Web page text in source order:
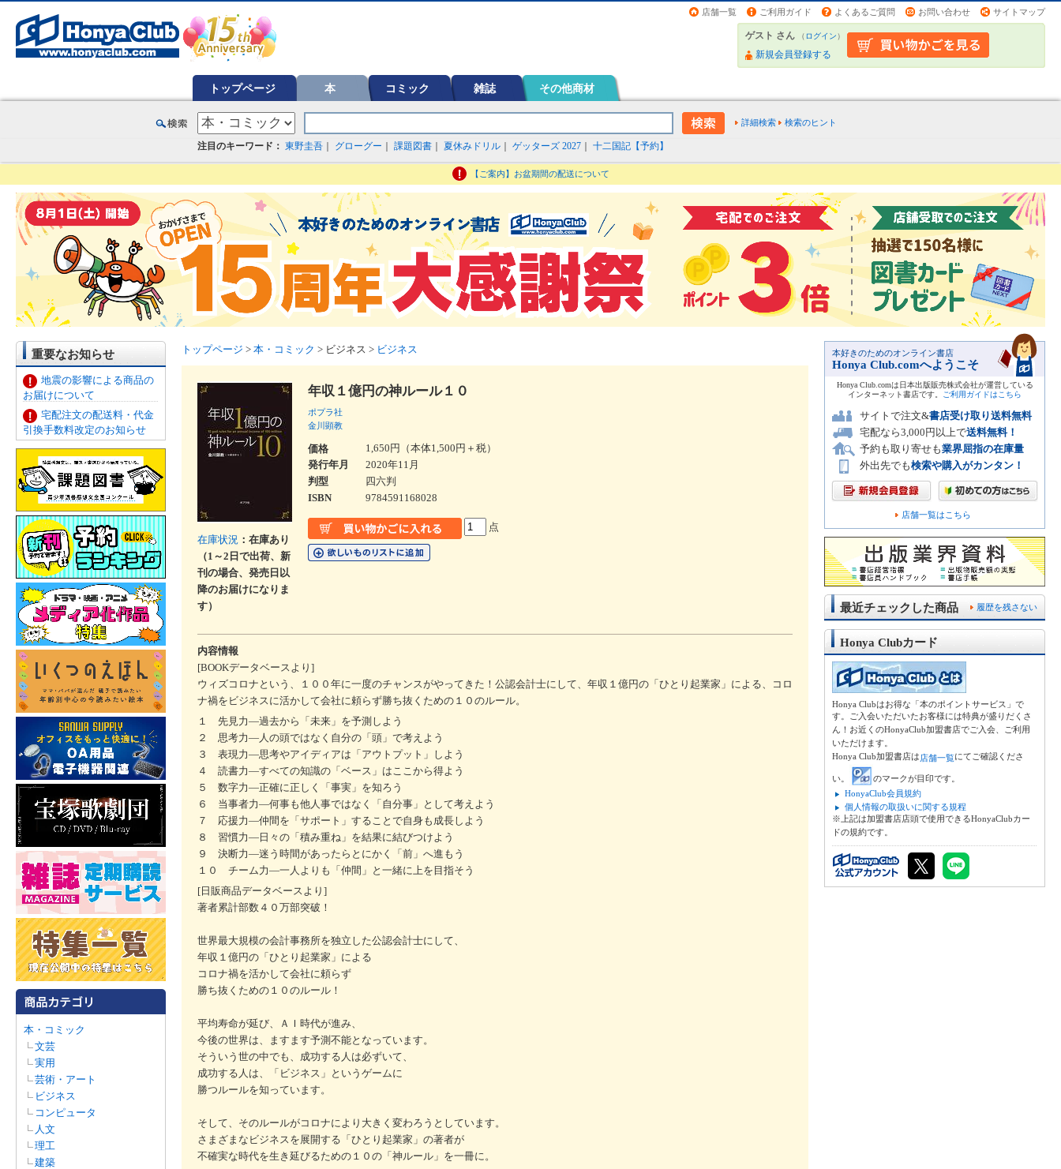
店舗一覧 ご利用ガイド よくあるご質問 お問い合わせ サイトマップ
ゲスト さん （ログイン）
新規会員登録する
トップページ 本 コミック 雑誌 その他商材
詳細検索 検索のヒント
注目のキーワード： 東野圭吾 グローグー 課題図書 夏休みドリル ゲッターズ 2027 十二国記【予約】
【ご案内】お盆期間の配送について
重要なお知らせ
地震の影響による商品の
お届けについて
宅配注文の配送料・代金
引換手数料改定のお知らせ
本・コミック
文芸
実用
芸術・アート
ビジネス
コンピュータ
人文
理工
建築
トップページ > 本・コミック > ビジネス > ビジネス
在庫状況 ：在庫あり
（1～2日で出荷、新
刊の場合、発売日以
降のお届けになりま
す）
年収１億円の神ルール１０
ポプラ社
金川顕教
価格
1,650円（本体1,500円＋税）
発行年月
2020年11月
判型
四六判
ISBN
9784591168028
点
内容情報
[BOOKデータベースより]
ウィズコロナという、１００年に一度のチャンスがやってきた！公認会計士にして、年収１億円の「ひとり起業家」による、コロ
ナ禍をビジネスに活かして会社に頼らず勝ち抜くための１０のルール。
１ 先見力―過去から「未来」を予測しよう
２ 思考力―人の頭ではなく自分の「頭」で考えよう
３ 表現力―思考やアイディアは「アウトプット」しよう
４ 読書力―すべての知識の「ベース」はここから得よう
５ 数字力―正確に正しく「事実」を知ろう
６ 当事者力―何事も他人事ではなく「自分事」として考えよう
７ 応援力―仲間を「サポート」することで自身も成長しよう
８ 習慣力―日々の「積み重ね」を結果に結びつけよう
９ 決断力―迷う時間があったらとにかく「前」へ進もう
１０ チーム力―一人よりも「仲間」と一緒に上を目指そう
[日販商品データベースより]
著者累計部数４０万部突破！
世界最大規模の会計事務所を独立した公認会計士にして、
年収１億円の「ひとり起業家」による
コロナ禍を活かして会社に頼らず
勝ち抜くための１０のルール！
平均寿命が延び、ＡＩ時代が進み、
今後の世界は、ますます予測不能となっています。
そういう世の中でも、成功する人は必ずいて、
成功する人は、「ビジネス」というゲームに
勝つルールを知っています。
そして、そのルールがコロナにより大きく変わろうとしています。
さまざまなビジネスを展開する「ひとり起業家」の著者が
不確実な時代を生き延びるための１０の「神ルール」を一冊に。
本好きのためのオンライン書店
Honya Club.comへようこそ
Honya Club.comは日本出版販売株式会社が運営している
インターネット書店です。
ご利用ガイドはこちら
サイトで注文&書店受け取り送料無料
宅配なら3,000円以上で送料無料！
予約も取り寄せも業界屈指の在庫量
外出先でも検索や購入がカンタン！
店舗一覧はこちら
履歴を残さない
最近チェックした商品
Honya Clubカード
Honya Clubはお得な「本のポイントサービス」で
す。ご入会いただいたお客様には特典が盛りだくさ
ん！お近くのHonyaClub加盟書店でご入会、ご利用
いただけます。
Honya Club加盟書店は店舗一覧にてご確認くださ
い。
のマークが目印です。
HonyaClub会員規約
個人情報の取扱いに関する規程
※上記は加盟書店店頭で使用できるHonyaClubカー
ドの規約です。